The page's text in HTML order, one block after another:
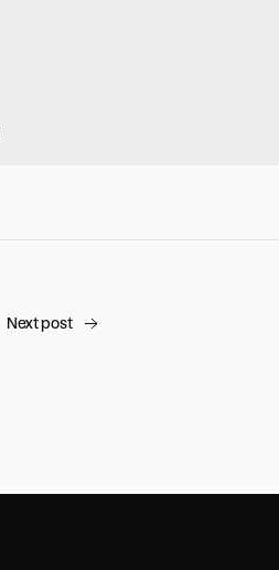
Next post